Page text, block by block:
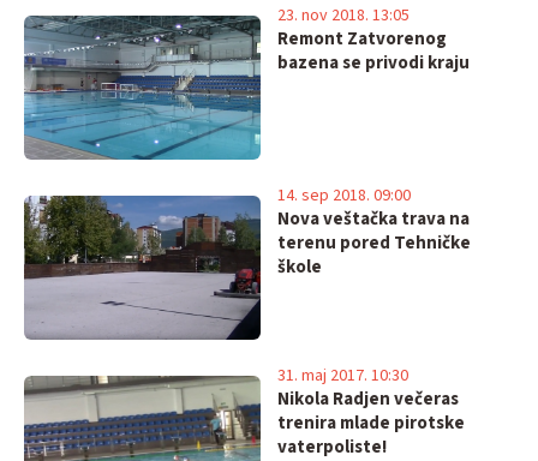
Remont Zatvorenog
bazena se privodi kraju
23. nov 2018. 13:05
Nova veštačka trava na
terenu pored Tehničke
škole
14. sep 2018. 09:00
Nikola Radjen večeras
trenira mlade pirotske
vaterpoliste!
31. maj 2017. 10:30